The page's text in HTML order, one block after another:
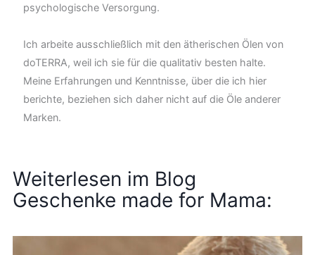
psychologische Versorgung.
Ich arbeite ausschließlich mit den ätherischen Ölen von
doTERRA, weil ich sie für die qualitativ besten halte.
Meine Erfahrungen und Kenntnisse, über die ich hier
berichte, beziehen sich daher nicht auf die Öle anderer
Marken.
Weiterlesen im Blog
Geschenke made for Mama: